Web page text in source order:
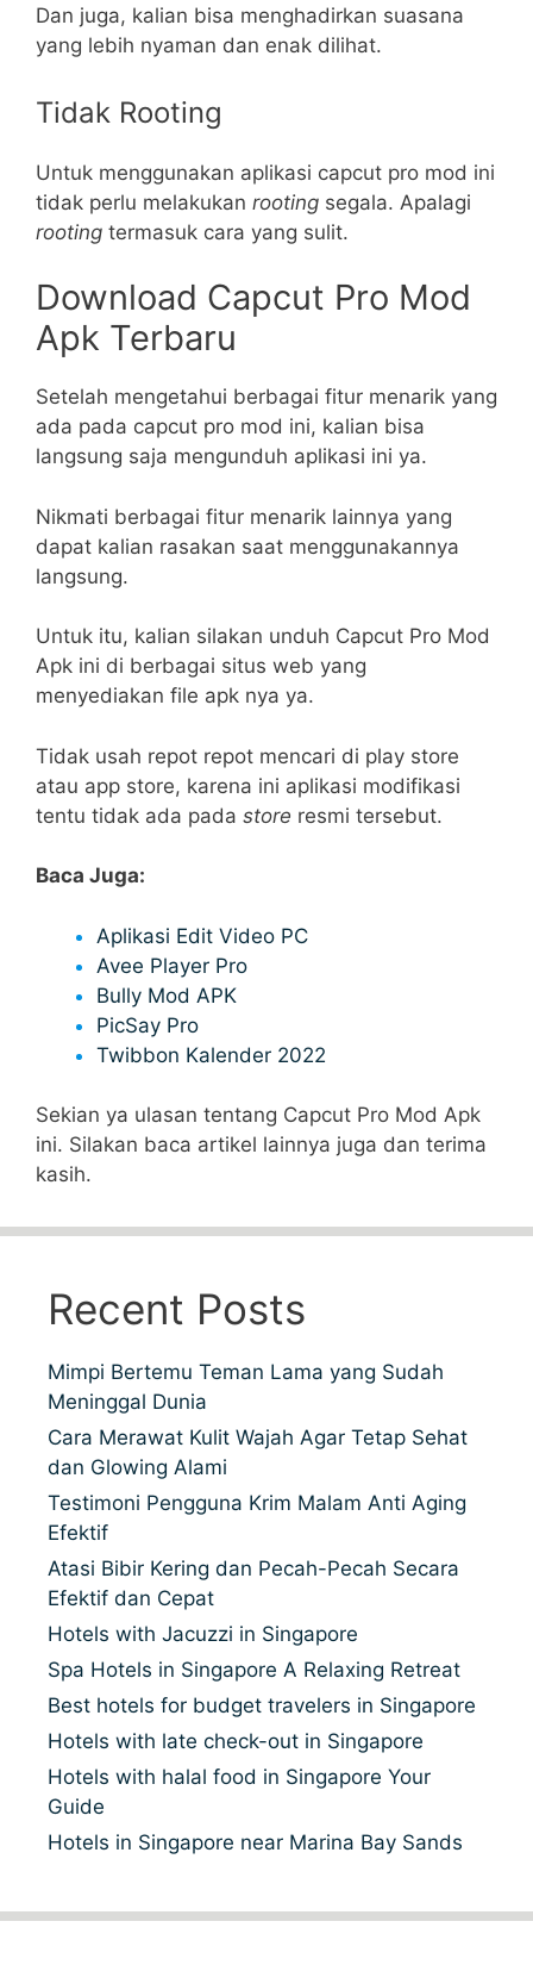
Dan juga, kalian bisa menghadirkan suasana
yang lebih nyaman dan enak dilihat.
Tidak Rooting
Untuk menggunakan aplikasi capcut pro mod ini
tidak perlu melakukan rooting segala. Apalagi
rooting termasuk cara yang sulit.
Download Capcut Pro Mod
Apk Terbaru
Setelah mengetahui berbagai fitur menarik yang
ada pada capcut pro mod ini, kalian bisa
langsung saja mengunduh aplikasi ini ya.
Nikmati berbagai fitur menarik lainnya yang
dapat kalian rasakan saat menggunakannya
langsung.
Untuk itu, kalian silakan unduh Capcut Pro Mod
Apk ini di berbagai situs web yang
menyediakan file apk nya ya.
Tidak usah repot repot mencari di play store
atau app store, karena ini aplikasi modifikasi
tentu tidak ada pada store resmi tersebut.
Baca Juga:
Aplikasi Edit Video PC
Avee Player Pro
Bully Mod APK
PicSay Pro
Twibbon Kalender 2022
Sekian ya ulasan tentang Capcut Pro Mod Apk
ini. Silakan baca artikel lainnya juga dan terima
kasih.
Recent Posts
Mimpi Bertemu Teman Lama yang Sudah
Meninggal Dunia
Cara Merawat Kulit Wajah Agar Tetap Sehat
dan Glowing Alami
Testimoni Pengguna Krim Malam Anti Aging
Efektif
Atasi Bibir Kering dan Pecah-Pecah Secara
Efektif dan Cepat
Hotels with Jacuzzi in Singapore
Spa Hotels in Singapore A Relaxing Retreat
Best hotels for budget travelers in Singapore
Hotels with late check-out in Singapore
Hotels with halal food in Singapore Your
Guide
Hotels in Singapore near Marina Bay Sands